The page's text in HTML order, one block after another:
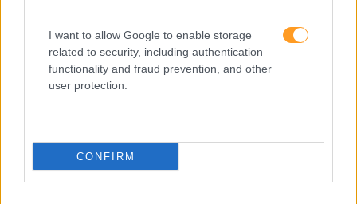
I want to allow Google to enable storage
related to security, including authentication
functionality and fraud prevention, and other
user protection.
CONFIRM
Interculturalidade
Keep In Mind
Perspetivas